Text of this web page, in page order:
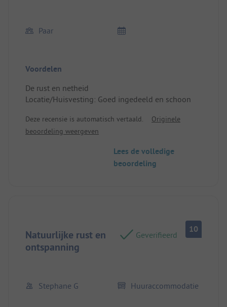
Paar
Voordelen
De rust en netheid
Locatie/Huisvesting: Goed ingedeeld en schoon
Deze recensie is automatisch vertaald.
Originele
beoordeling weergeven
Lees de volledige
beoordeling
Natuurlijke rust en
ontspanning
Geverifieerd
10
Stephane G Huuraccommodatie